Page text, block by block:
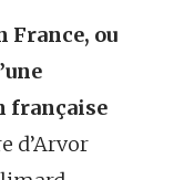
France, ou
française
d’Arvor